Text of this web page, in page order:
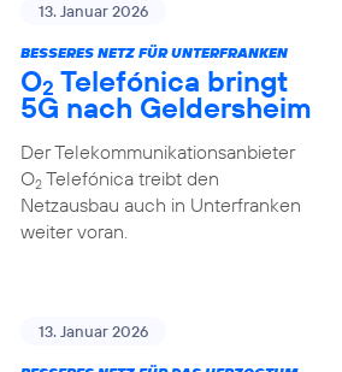
13. Januar 2026
BESSERES NETZ FÜR UNTERFRANKEN
O2 Telefónica bringt
5G nach Geldersheim
Der Telekommunikationsanbieter
O2Telefónica treibt den
Netzausbau auch in Unterfranken
weiter voran.
13. Januar 2026